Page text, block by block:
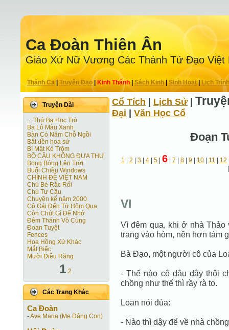
Ca Ðoàn Thiên Ân
Giáo Xứ Nữ Vương Các Thánh Tử Ðạo Việt
Thánh Ca Truyện Ðạo| Kinh Thánh Sách Kinh|Sinh Hoạt| Lịch Trình
Truyện Dài
... Thứ Ba Học Trò
Ba Lô Màu Xanh
Bàn Có Năm Chỗ Ngồi
Bắt đền hoa sứ
Bí Mật Kẻ Trộm
BỒ CÂU KHÔNG ĐƯA THƯ
Bong Bóng Lên Trời
Buổi Chiều Windows
CHÍNH ĐỀ VIỆT NAM
Chú Bé Rắc Rối
Chú Tư Cầu
Chuyện kể năm 2000
Cô Gái Ðến Từ Hôm Qua
Còn Chút Gì Ðể Nhớ
Đêm Thánh Vô Cùng
Ðoạn Tuyệt
Fences
Hoa Hồng Xứ Khác
Mắt Biếc
Mười Điều Răng
1 2
Các Trang Khác
Ca Ðoàn
-Ave Maria (Mẹ Dâng Con)
Cổ Tích Lịch Sử
Ðại Văn Học Cổ
Ðoạn
1 2 3| 4| 5| 6| 7 8| 9| 10| 11 12
VI
Vì đêm qua, khi ở nhà Thảo
trang vào hòm, nên hơn tám
Bà Đạo, một người cô của
- Thế nào cô dâu dậy thôi
chồng như thế thì rầy rà to.
Loan nói đùa:
- Nào thì dậy để về nhà